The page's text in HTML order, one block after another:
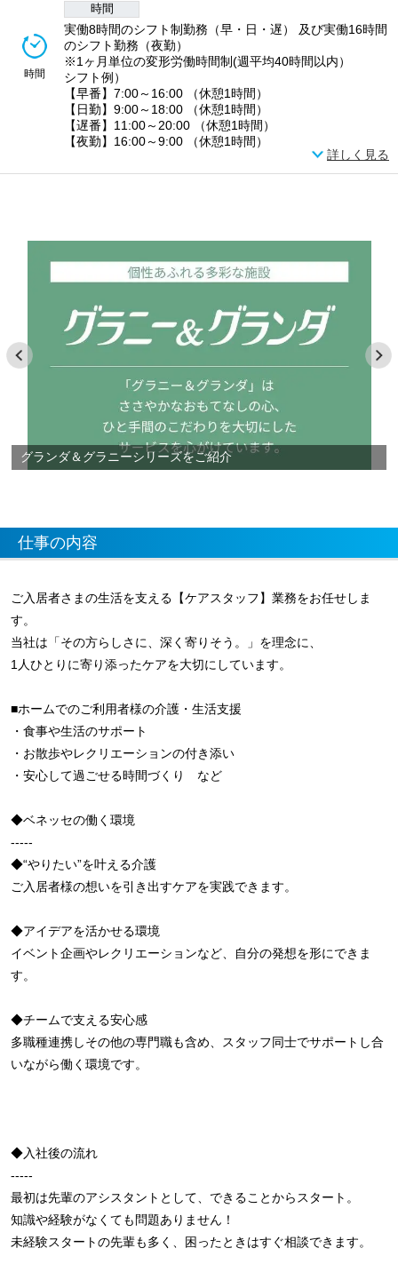
時間
時間
実働8時間のシフト制勤務（早・日・遅） 及び実働16時間
のシフト勤務（夜勤）
※1ヶ月単位の変形労働時間制(週平均40時間以内）
シフト例）
【早番】7:00～16:00 （休憩1時間）
【日勤】9:00～18:00 （休憩1時間）
【遅番】11:00～20:00 （休憩1時間）
【夜勤】16:00～9:00 （休憩1時間）
詳しく見る
グランダ＆グラニーシリーズをご紹介
仕事の内容
ご入居者さまの生活を支える【ケアスタッフ】業務をお任せしま
す。
当社は「その方らしさに、深く寄りそう。」を理念に、
1人ひとりに寄り添ったケアを大切にしています。
■ホームでのご利用者様の介護・生活支援
・食事や生活のサポート
・お散歩やレクリエーションの付き添い
・安心して過ごせる時間づくり など
◆ベネッセの働く環境
-----
◆“やりたい”を叶える介護
ご入居者様の想いを引き出すケアを実践できます。
◆アイデアを活かせる環境
イベント企画やレクリエーションなど、自分の発想を形にできま
す。
◆チームで支える安心感
多職種連携しその他の専門職も含め、スタッフ同士でサポートし合
いながら働く環境です。
◆入社後の流れ
-----
最初は先輩のアシスタントとして、できることからスタート。
知識や経験がなくても問題ありません！
未経験スタートの先輩も多く、困ったときはすぐ相談できます。